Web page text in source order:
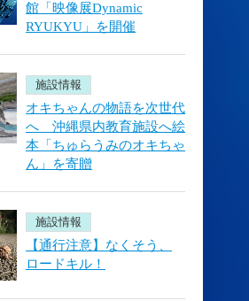
館「映像展Dynamic
RYUKYU」を開催
施設情報
オキちゃんの物語を次世代
へ 沖縄県内教育施設へ絵
本「ちゅらうみのオキちゃ
ん」を寄贈
施設情報
【通行注意】なくそう、
ロードキル！